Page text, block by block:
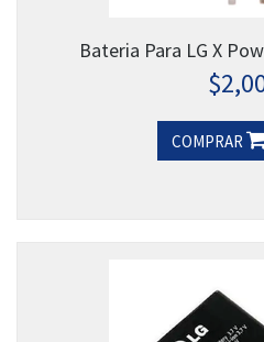
Bateria Para LG X
$
COMPRAR